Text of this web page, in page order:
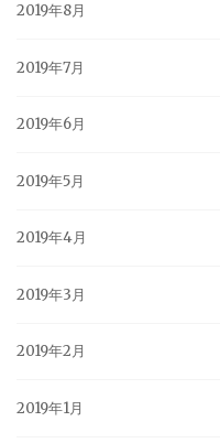
2019年8月
2019年7月
2019年6月
2019年5月
2019年4月
2019年3月
2019年2月
2019年1月